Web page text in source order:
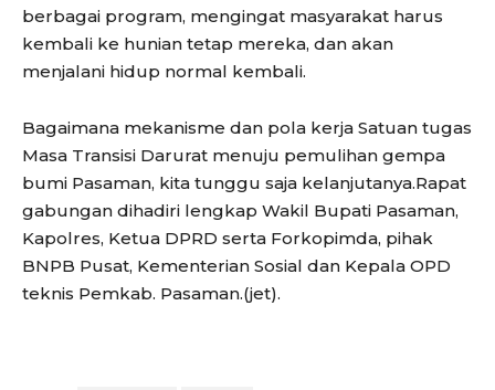
berbagai program, mengingat masyarakat harus
kembali ke hunian tetap mereka, dan akan
menjalani hidup normal kembali.
Bagaimana mekanisme dan pola kerja Satuan tugas
Masa Transisi Darurat menuju pemulihan gempa
bumi Pasaman, kita tunggu saja kelanjutanya.Rapat
gabungan dihadiri lengkap Wakil Bupati Pasaman,
Kapolres, Ketua DPRD serta Forkopimda, pihak
BNPB Pusat, Kementerian Sosial dan Kepala OPD
teknis Pemkab. Pasaman.(jet).